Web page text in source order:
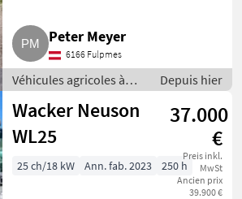
Peter Meyer
6166 Fulpmes
Véhicules agricoles à
moteur / Chargeurs de
ferme
Depuis hier
Wacker Neuson
WL25
37.000
€
Preis inkl.
MwSt
Ancien prix
39.900 €
25 ch/18 kW Ann. fab. 2023 250 h